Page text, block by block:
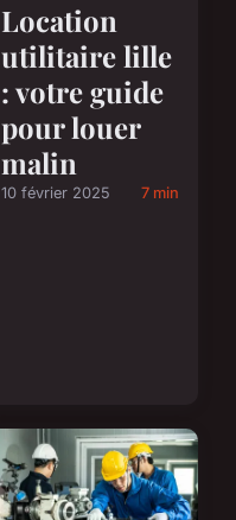
Location
utilitaire lille
: votre guide
pour louer
malin
10 février 2025 7 min